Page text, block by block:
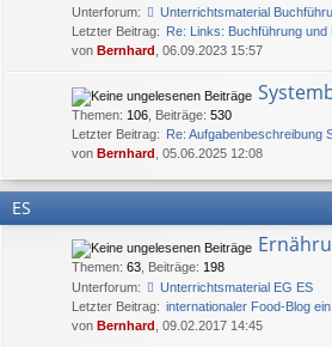
Unterforum:
Unterrichtsmaterial
Letzter Beitrag: Re: Links: Buchführung und
von Bernhard , 06.09.2023 15:57
Themen: 106 Beiträge: 530
Letzter Beitrag: Re: Aufgabenbeschreibung
von Bernhard , 05.06.2025 12:08
ES
Themen: 63 Beiträge: 198
Unterforum:
Unterrichtsmaterial EG ES
Letzter Beitrag: internationaler Food-Blog
von Bernhard , 09.02.2017 14:45